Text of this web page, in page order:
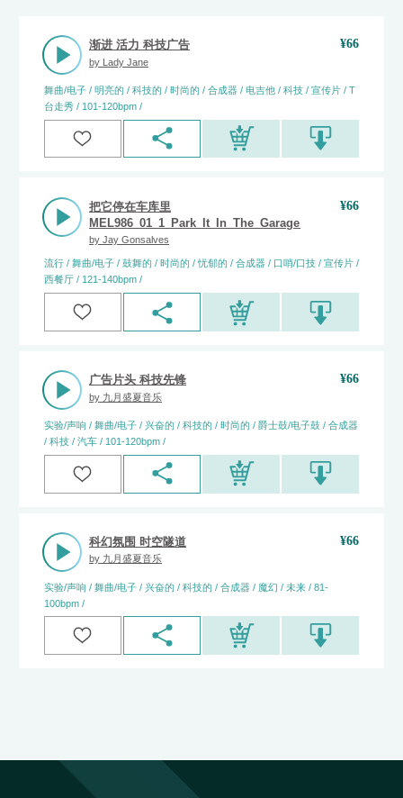
渐进 活力 科技广告
by Lady Jane
¥66
舞曲/电子 / 明亮的 / 科技的 / 时尚的 / 合成器 / 电吉他 / 科技 / 宣传片 / T
台走秀 / 101-120bpm /
把它停在车库里
by Jay Gonsalves
¥66
流行 / 舞曲/电子 / 鼓舞的 / 时尚的 / 忧郁的 / 合成器 / 口哨/口技 / 宣传片 /
西餐厅 / 121-140bpm /
广告片头 科技先锋
by 九月盛夏音乐
¥66
实验/声响 / 舞曲/电子 / 兴奋的 / 科技的 / 时尚的 / 爵士鼓/电子鼓 / 合成器
/ 科技 / 汽车 / 101-120bpm /
科幻氛围 时空隧道
by 九月盛夏音乐
¥66
实验/声响 / 舞曲/电子 / 兴奋的 / 科技的 / 合成器 / 魔幻 / 未来 / 81-
100bpm /